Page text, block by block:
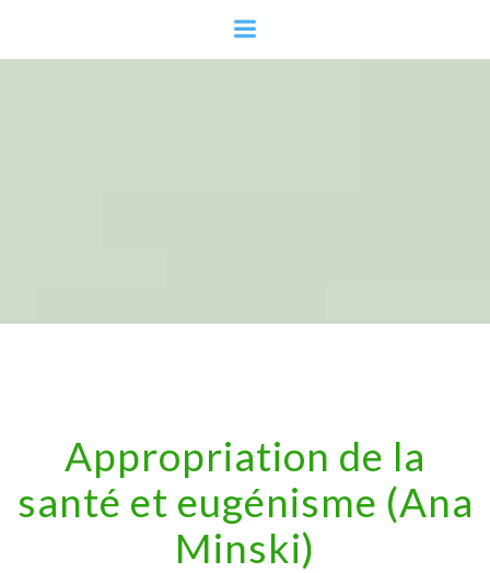
au
contenu
Appropriation de la
santé et eugénisme (Ana
Minski)